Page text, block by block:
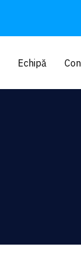
Echipă